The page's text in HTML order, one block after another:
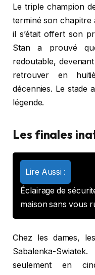
Le triple champion
terminé son
il s’était offert son
Stan a prouvé
redoutable,
retrouver en
décennies. Le stade
légende.
Les finales
Lire Aussi :
Éclairage de
maison sans vous
Chez les dames,
Sabalenka-
seulement en